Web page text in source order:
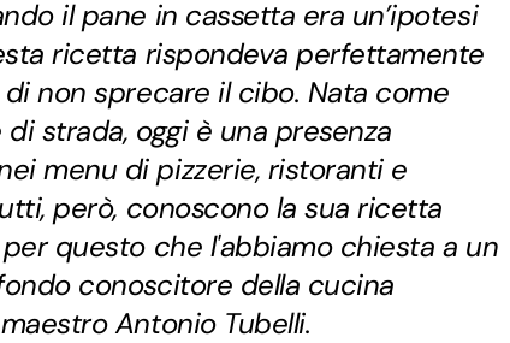
il pane in cassetta era un’ipotesi
ricetta rispondeva perfettamente
non sprecare il cibo. Nata come
strada, oggi è una presenza
menu di pizzerie, ristoranti e
però, conoscono la sua ricetta
questo che l'abbiamo chiesta a un
conoscitore della cucina
Antonio Tubelli.